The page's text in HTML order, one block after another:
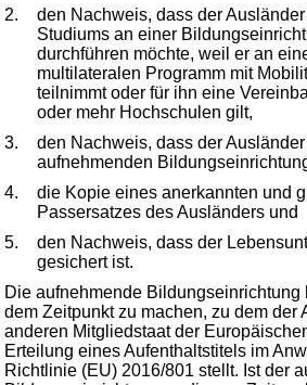
2.
den Nachweis, dass der
Studiums an einer
durchführen möchte, weil er an
multilateralen Programm mit
teilnimmt oder für ihn eine
oder mehr Hochschulen gilt,
3.
den Nachweis, dass der
aufnehmenden
4.
die Kopie eines anerkannten und
Passersatzes des Ausländers und
5.
den Nachweis, dass der
gesichert ist.
Die aufnehmende Bildungseinrichtung
dem Zeitpunkt zu machen, zu dem der
anderen Mitgliedstaat der
Erteilung eines Aufenthaltstitels im
Richtlinie (EU) 2016/801 stellt. Ist der